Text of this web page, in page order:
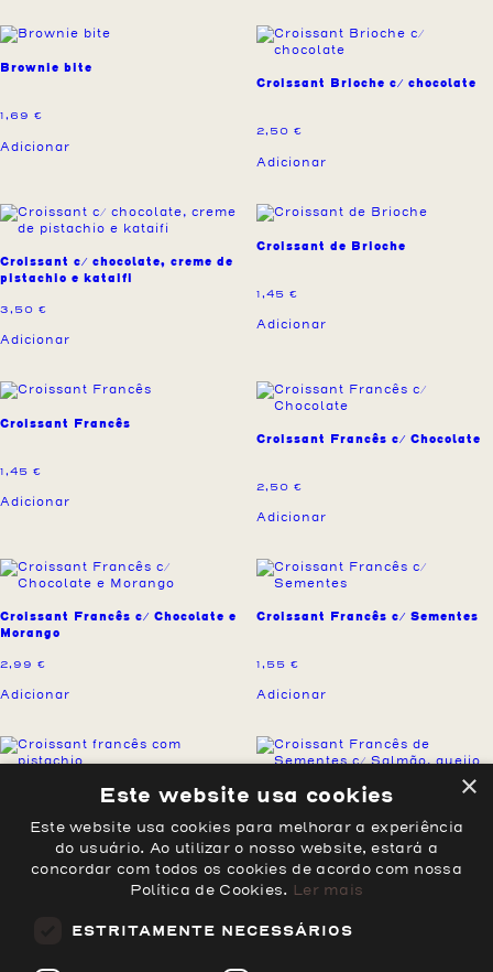
Brownie bite
1,69 €
Adicionar
Croissant Brioche c/ chocolate
2,50 €
Adicionar
Croissant c/ chocolate, creme de
pistachio e kataifi
3,50 €
Adicionar
Croissant de Brioche
1,45 €
Adicionar
Croissant Francês
1,45 €
Adicionar
Croissant Francês c/ Chocolate
2,50 €
Adicionar
Croissant Francês c/ Chocolate e
Morango
2,99 €
Adicionar
Croissant Francês c/ Sementes
1,55 €
Adicionar
Croissant francês com pistachio
Adicionar
c/ Salmão, queijo creme e
cebolinho
3,99€
Adicionar
×
Este website usa cookies
Este website usa cookies para melhorar a experiência
do usuário. Ao utilizar o nosso website, estará a
concordar com todos os cookies de acordo com nossa
Política de Cookies. Ler mais
ESTRITAMENTE NECESSÁRIOS